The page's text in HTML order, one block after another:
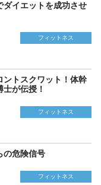
ダイエットを成功させ
フィットネス
ントスクワット！体幹
が伝授！
フィットネス
の危険信号
フィットネス